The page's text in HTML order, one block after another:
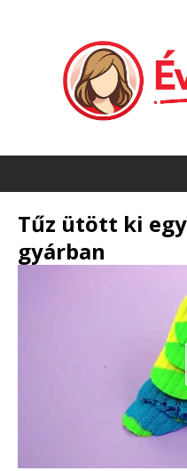
Tűz ütött ki
gyárban